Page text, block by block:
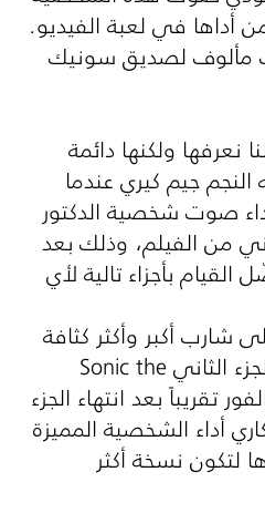
في لعبة الفيديو.
مألوف لصديق سونيك
نعرفها ولكنها دائمة
النجم جيم كيري عندما
صوت شخصية الدكتور
من الفيلم، وذلك بعد
القيام بأجزاء تالية لأي
شارب أكبر وأكثر كثافة
الثانيSonic the
تقريباً بعد انتهاء الجزء
أداء الشخصية المميزة
لتكون نسخة أكثر